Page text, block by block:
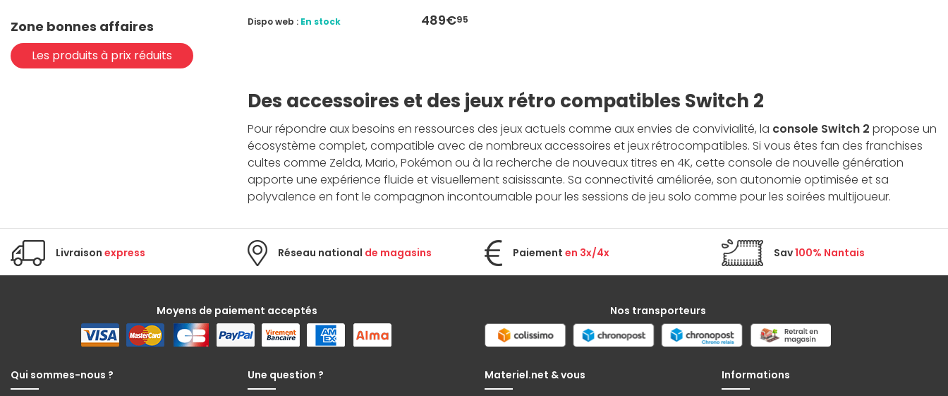
Zone bonnes affaires
Les produits à prix réduits
489€95
Dispo web : En stock
Des accessoires et des jeux rétro compatibles Switch 2
Pour répondre aux besoins en ressources des jeux actuels comme aux envies de convivialité, la console Switch 2 propose un
écosystème complet, compatible avec de nombreux accessoires et jeux rétrocompatibles. Si vous êtes fan des franchises
cultes comme Zelda, Mario, Pokémon ou à la recherche de nouveaux titres en 4K, cette console de nouvelle génération
apporte une expérience fluide et visuellement saisissante. Sa connectivité améliorée, son autonomie optimisée et sa
polyvalence en font le compagnon incontournable pour les sessions de jeu solo comme pour les soirées multijoueur.
Livraison express Réseau national de magasins Paiement en 3x/4x Sav100% Nantais
Moyens de paiement acceptés Nos transporteurs
Qui sommes-nous ? Une question ? Materiel.net & vous Informations